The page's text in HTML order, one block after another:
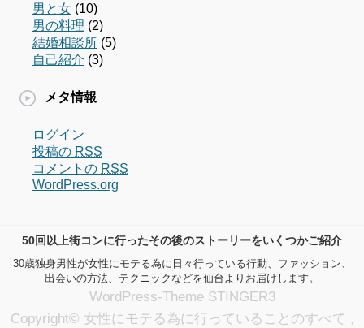
男と女 (10)
男の料理 (2)
結婚相談所 (5)
自己紹介 (3)
メタ情報
ログイン
投稿の RSS
コメントの RSS
WordPress.org
50回以上街コンに行ったその後のストーリーをいくつかご紹介
30歳独身男性が女性にモテる為に日々行っている行動、ファッション、
出会いの方法、テクニックなどを仙台よりお届けします。
WordPress-Theme STINGER3
Copyright© 女性にモテる為に行っていることのすべて ,